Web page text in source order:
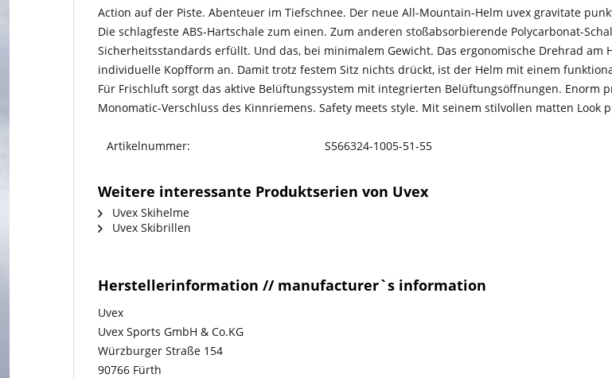
Action auf der Piste. Abenteuer im Tiefschnee. Der neue All-Mountain-Helm uvex gravitate
Die schlagfeste ABS-Hartschale zum einen. Zum anderen stoßabsorbierende Polycarbonat-
Sicherheitsstandards erfüllt. Und das, bei minimalem Gewicht. Das ergonomische Drehrad am
individuelle Kopfform an. Damit trotz festem Sitz nichts drückt, ist der Helm mit einem
Für Frischluft sorgt das aktive Belüftungssystem mit integrierten Belüftungsöffnungen. Enorm
Monomatic-Verschluss des Kinnriemens. Safety meets style. Mit seinem stilvollen matten Look
Artikelnummer: S566324-1005-51-55
Weitere interessante Produktserien von Uvex
Uvex Skihelme
Uvex Skibrillen
Herstellerinformation // manufacturer`s information
Uvex
Uvex Sports GmbH & Co.KG
Würzburger Straße 154
90766 Fürth